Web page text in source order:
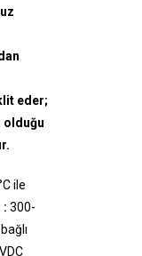
eder;
olduğu
ile
: 300-